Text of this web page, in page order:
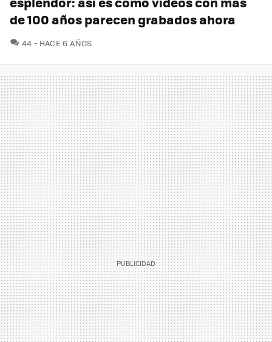
de 100 años parecen grabados ahora
44 COMENTARIOS
HACE 6 AÑOS